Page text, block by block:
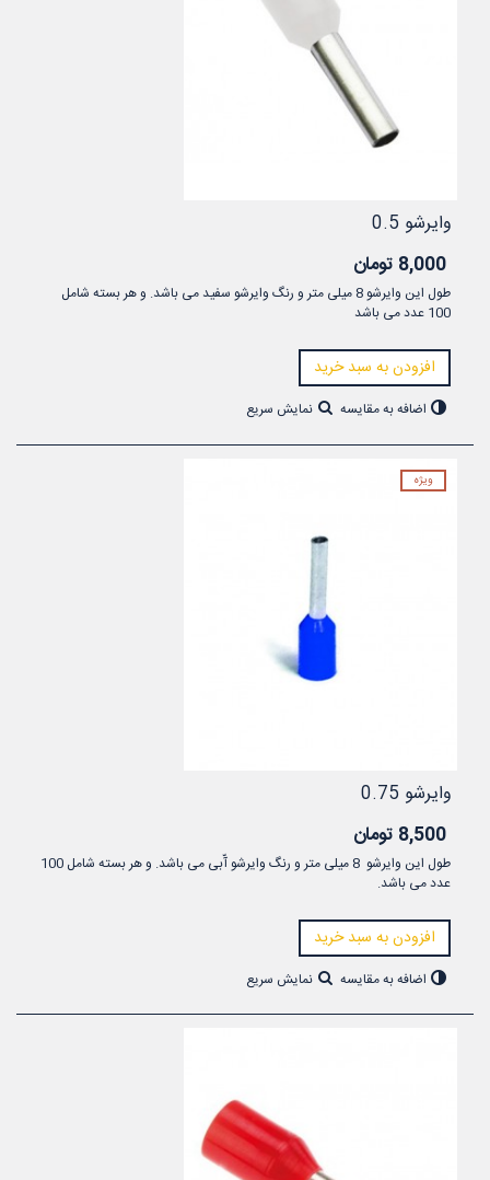
وایرشو 0.5
8,000 تومان
طول این وایرشو 8 میلی متر و رنگ وایرشو سفید می باشد. و هر بسته شامل
100 عدد می باشد
افزودن به سبد خرید
اضافه به مقایسه نمایش سریع
ویژه
وایرشو 0.75
8,500 تومان
طول این وایرشو 8 میلی متر و رنگ وایرشو آّبی می باشد. و هر بسته شامل 100
عدد می باشد.
افزودن به سبد خرید
اضافه به مقایسه نمایش سریع